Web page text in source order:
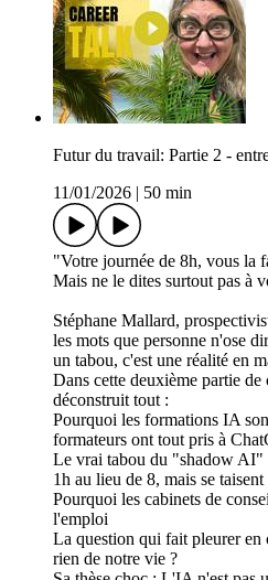
Futur du travail: Partie 2 -
11/01/2026
50 min
"Votre journée de 8h, vous la
Mais ne le dites surtout pas à
Stéphane Mallard,
les mots que personne n'ose
un tabou, c'est une réalité en
Dans cette deuxième partie
déconstruit tout :
Pourquoi les formations IA
formateurs ont tout pris à
Le vrai tabou du "shadow AI"
1h au lieu de 8, mais se taisent
Pourquoi les cabinets de
l'emploi
La question qui fait pleurer en
rien de notre vie ?